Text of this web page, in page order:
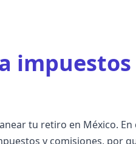
impuestos
tu retiro en México. En
y comisiones, por